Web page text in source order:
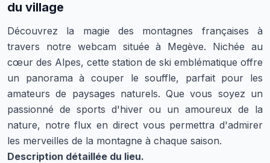
du village
Découvrez la magie des montagnes françaises à
travers notre webcam située à Megève. Nichée au
cœur des Alpes, cette station de ski emblématique offre
un panorama à couper le souffle, parfait pour les
amateurs de paysages naturels. Que vous soyez un
passionné de sports d'hiver ou un amoureux de la
nature, notre flux en direct vous permettra d'admirer
les merveilles de la montagne à chaque saison.
Description détaillée du lieu.